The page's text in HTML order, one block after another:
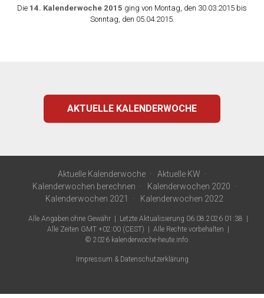
Die 14. Kalenderwoche 2015 ging von Montag, den 30.03.2015 bis
Sonntag, den 05.04.2015.
AKTUELLE KALENDERWOCHE
Aktuelle Kalenderwoche
Aktuelle KW
Kalenderwochen berechnen
Kalenderwochen 2020
Kalenderwochen 2021
Kalenderwochen 2022
Alle Angaben ohne Gewähr
Letzte Aktualisierung 06.08.2026 01:38
Alle Zeiten GMT +02:00 (CEST)
Alle Rechte vorbehalten
© 2026 kalenderwoche-heute.info
Impressum & Datenschutzerklärung